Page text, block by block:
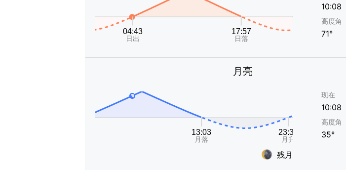
10:08
高度角
71°
月亮
残月
现在
10:08
高度角
35°